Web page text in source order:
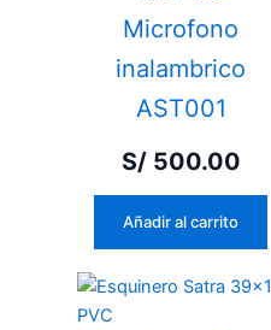
Microfono
inalambrico
AST001
S/500.00
Añadir al carrito